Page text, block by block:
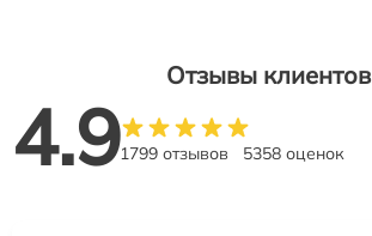
Отзывы клиентов
4.91799 отзывов 5358 оценок